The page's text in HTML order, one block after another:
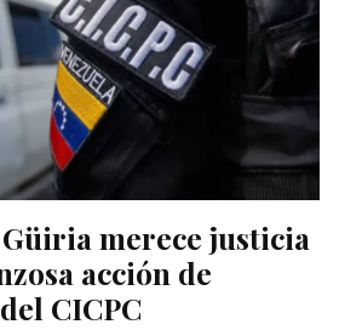
merece justicia
acción de
CICPC